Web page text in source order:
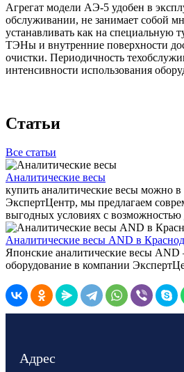
Агрегат модели АЭ-5 удобен в
обслуживании, не занимает собой
устанавливать как на специальную
ТЭНы и внутренние поверхности
очистки. Периодичность
интенсивности использования
Статьи
Все статьи
Аналитические весы
купить аналитические весы можно
ЭкспертЦентр, мы предлагаем
выгодных условиях с возможностью
Аналитические весы AND в
Японские аналитические весы AND
оборудование в компании
Адрес